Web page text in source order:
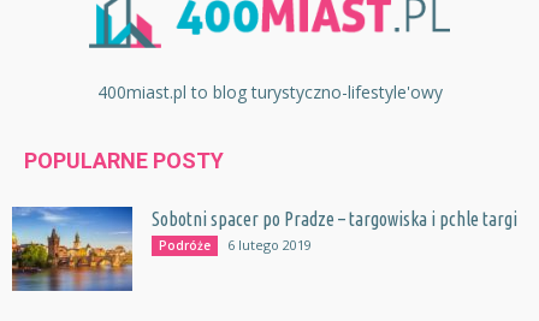
400miast.pl to blog turystyczno-lifestyle'owy
POPULARNE POSTY
Sobotni spacer po Pradze – targowiska i pchle targi
Podróże 6 lutego 2019